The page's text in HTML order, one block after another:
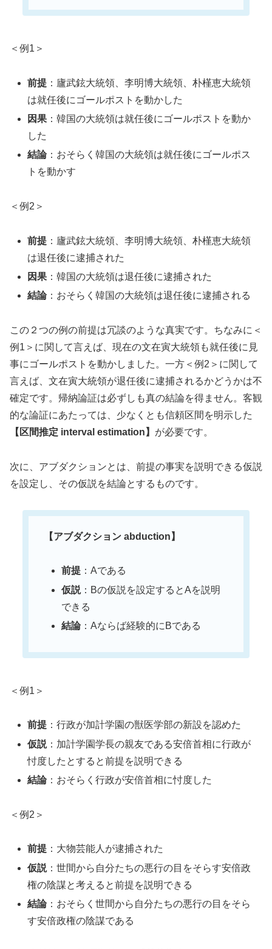
＜例1＞
前提 ：廬武鉉大統領、李明博大統領、朴槿恵大統領
は就任後にゴールポストを動かした
因果 ：韓国の大統領は就任後にゴールポストを動か
した
結論：おそらく韓国の大統領は就任後にゴールポス
トを動かす
＜例2＞
前提 ：廬武鉉大統領、李明博大統領、朴槿恵大統領
は退任後に逮捕された
因果 ：韓国の大統領は退任後に逮捕された
結論：おそらく韓国の大統領は退任後に逮捕される
この２つの例の前提は冗談のような真実です。ちなみに＜
例1＞に関して言えば、現在の文在寅大統領も就任後に見
事にゴールポストを動かしました。一方＜例2＞に関して
言えば、文在寅大統領が退任後に逮捕されるかどうかは不
確定です。帰納論証は必ずしも真の結論を得ません。客観
的な論証にあたっては、少なくとも信頼区間を明示した
【区間推定 interval estimation】 が必要です。
次に、アブダクションとは、前提の事実を説明できる仮説
を設定し、その仮説を結論とするものです。
【アブダクション abduction】
前提：Aである
仮説：Bの仮説を設定するとAを説明
できる
結論：Aならば経験的にBである
＜例1＞
前提 ：行政が加計学園の獣医学部の新設を認めた
仮説：加計学園学長の親友である安倍首相に行政が
忖度したとすると前提を説明できる
結論：おそらく行政が安倍首相に忖度した
＜例2＞
前提 ：大物芸能人が逮捕された
仮説：世間から自分たちの悪行の目をそらす安倍政
権の陰謀と考えると前提を説明できる
結論：おそらく世間から自分たちの悪行の目をそら
す安倍政権の陰謀である